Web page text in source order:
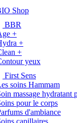
Shop
BBR
+
+
+
yeux
First Sens
soins Hammam
massage hydratant
pour le corps
d'ambiance
capillaires